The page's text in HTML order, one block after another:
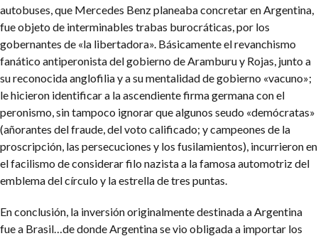
autobuses, que Mercedes Benz planeaba concretar en Argentina,
fue objeto de interminables trabas burocráticas, por los
gobernantes de «la libertadora». Básicamente el revanchismo
fanático antiperonista del gobierno de Aramburu y Rojas, junto a
su reconocida anglofilia y a su mentalidad de gobierno «vacuno»;
le hicieron identificar a la ascendiente firma germana con el
peronismo, sin tampoco ignorar que algunos seudo «demócratas»
(añorantes del fraude, del voto calificado; y campeones de la
proscripción, las persecuciones y los fusilamientos), incurrieron en
el facilismo de considerar filo nazista a la famosa automotriz del
emblema del círculo y la estrella de tres puntas.
En conclusión, la inversión originalmente destinada a Argentina
fue a Brasil…de donde Argentina se vio obligada a importar los